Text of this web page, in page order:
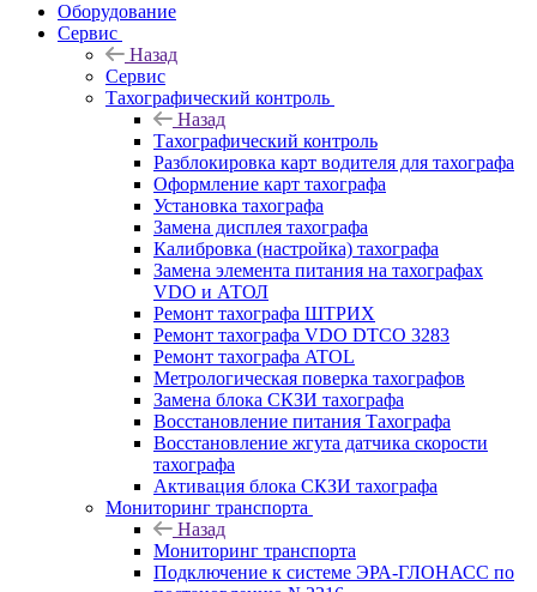
Оборудование
Сервис
Назад
Сервис
Тахографический контроль
Назад
Тахографический контроль
Разблокировка карт водителя для тахографа
Оформление карт тахографа
Установка тахографа
Замена дисплея тахографа
Калибровка (настройка) тахографа
Замена элемента питания на тахографах
VDO и АТОЛ
Ремонт тахографа ШТРИХ
Ремонт тахографа VDO DTCO 3283
Ремонт тахографа ATOL
Метрологическая поверка тахографов
Замена блока СКЗИ тахографа
Восстановление питания Тахографа
Восстановление жгута датчика скорости
тахографа
Активация блока СКЗИ тахографа
Мониторинг транспорта
Назад
Мониторинг транспорта
Подключение к системе ЭРА-ГЛОНАСС по